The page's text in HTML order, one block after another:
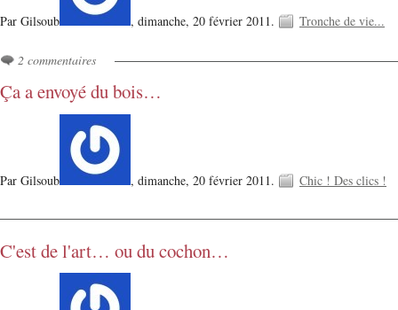
Par Gilsoub , dimanche, 20 février 2011. Tronche de vie...
2 commentaires
Ça a envoyé du bois…
Par Gilsoub , dimanche, 20 février 2011. Chic ! Des clics !
C'est de l'art… ou du cochon…